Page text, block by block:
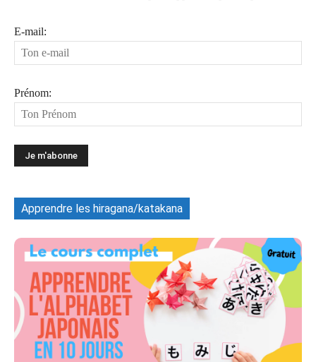
E-mail:
Prénom:
Apprendre les hiragana/katakana